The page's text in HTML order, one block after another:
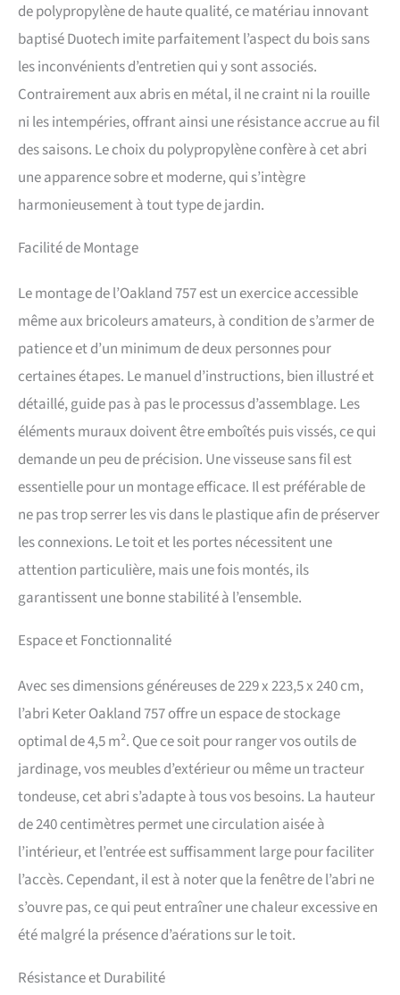
objets les plus lourds. Cet
abri de style a également un
pour permettre à un adulte
de se déplacer librement à
l'intérieur. Cet abri est facile
à assembler grâce à ses
panneaux à rainure et
languette prédécoupés et
est doté d'un système de
verrouillage pour plus de
de polypropylène de haute qualité, ce matériau innovant
baptisé Duotech imite parfaitement l’aspect du bois sans
les inconvénients d’entretien qui y sont associés.
Contrairement aux abris en métal, il ne craint ni la rouille
ni les intempéries, offrant ainsi une résistance accrue au fil
des saisons. Le choix du polypropylène confère à cet abri
une apparence sobre et moderne, qui s’intègre
harmonieusement à tout type de jardin.
Facilité de Montage
Le montage de l’Oakland 757 est un exercice accessible
même aux bricoleurs amateurs, à condition de s’armer de
patience et d’un minimum de deux personnes pour
certaines étapes. Le manuel d’instructions, bien illustré et
détaillé, guide pas à pas le processus d’assemblage. Les
éléments muraux doivent être emboîtés puis vissés, ce qui
demande un peu de précision. Une visseuse sans fil est
essentielle pour un montage efficace. Il est préférable de
ne pas trop serrer les vis dans le plastique afin de préserver
les connexions. Le toit et les portes nécessitent une
attention particulière, mais une fois montés, ils
garantissent une bonne stabilité à l’ensemble.
Espace et Fonctionnalité
Avec ses dimensions généreuses de 229 x 223,5 x 240 cm,
l’abri Keter Oakland 757 offre un espace de stockage
optimal de 4,5 m². Que ce soit pour ranger vos outils de
jardinage, vos meubles d’extérieur ou même un tracteur
tondeuse, cet abri s’adapte à tous vos besoins. La hauteur
de 240 centimètres permet une circulation aisée à
l’intérieur, et l’entrée est suffisamment large pour faciliter
l’accès. Cependant, il est à noter que la fenêtre de l’abri ne
s’ouvre pas, ce qui peut entraîner une chaleur excessive en
été malgré la présence d’aérations sur le toit.
Résistance et Durabilité